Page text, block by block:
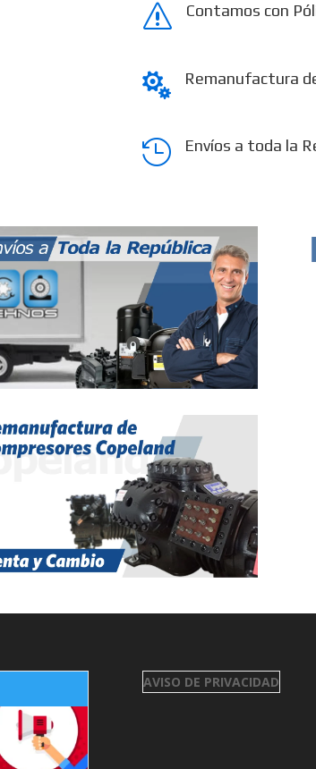
s Contamos con
 Remanufactura
 Envíos a toda la
AVISO DE PRIVACIDAD